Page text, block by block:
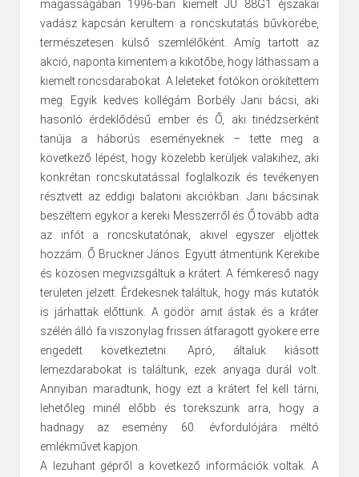
magasságában 1996-ban kiemelt JU 88G1 éjszakai
vadász kapcsán kerültem a roncskutatás bűvkörébe,
természetesen külső szemlélőként. Amíg tartott az
akció, naponta kimentem a kikötőbe, hogy láthassam a
kiemelt roncsdarabokat. A leleteket fotókon örökítettem
meg. Egyik kedves kollégám Borbély Jani bácsi, aki
hasonló érdeklődésű ember és Ő, aki tinédzserként
tanúja a háborús eseményeknek – tette meg a
következő lépést, hogy közelebb kerüljek valakihez, aki
konkrétan roncskutatással foglalkozik és tevékenyen
résztvett az eddigi balatoni akciókban. Jani bácsinak
beszéltem egykor a kereki Messzerről és Ő tovább adta
az infót a roncskutatónak, akivel egyszer eljöttek
hozzám. Ő Bruckner János. Együtt átmentünk Kerekibe
és közösen megvizsgáltuk a krátert. A fémkereső nagy
területen jelzett. Érdekesnek találtuk, hogy más kutatók
is járhattak előttünk. A gödör amit ástak és a kráter
szélén álló fa viszonylag frissen átfaragott gyökere erre
engedett következtetni. Apró, általuk kiásott
lemezdarabokat is találtunk, ezek anyaga durál volt.
Annyiban maradtunk, hogy ezt a krátert fel kell tárni,
lehetőleg minél előbb és törekszünk arra, hogy a
hadnagy az esemény 60. évfordulójára méltó
emlékművet kapjon.
A lezuhant gépről a következő információk voltak. A